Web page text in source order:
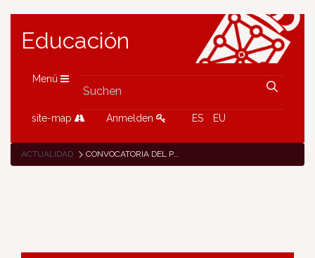
Educación
Menü
site-map Anmelden ES EU
ACTUALIDAD CONVOCATORIA DEL PROGRAMA DE INTERCAMBIO RECÍPROCO CON FRANCIA PARA ALUMNADO DE 3º DE ESO, CURSO 2024-2025